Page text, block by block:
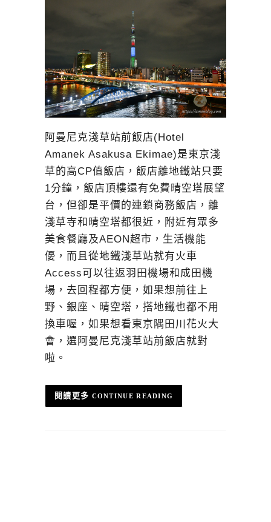
阿曼尼克淺草站前飯店(Hotel
Amanek Asakusa Ekimae)是東京淺
草的高CP值飯店，飯店離地鐵站只要
1分鐘，飯店頂樓還有免費晴空塔展望
台，但卻是平價的連鎖商務飯店，離
淺草寺和晴空塔都很近，附近有眾多
美食餐廳及AEON超市，生活機能
優，而且從地鐵淺草站就有火車
Access可以往返羽田機場和成田機
場，去回程都方便，如果想前往上
野、銀座、晴空塔，搭地鐵也都不用
換車喔，如果想看東京隅田川花火大
會，選阿曼尼克淺草站前飯店就對
啦。
CONTINUE READING